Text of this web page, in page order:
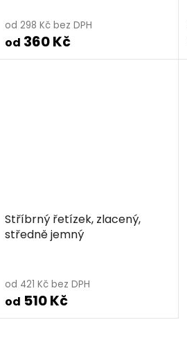
od 298 Kč bez DPH
od 360 Kč
Stříbrný řetízek, zlacený,
středně jemný
od 421 Kč bez DPH
od 510 Kč